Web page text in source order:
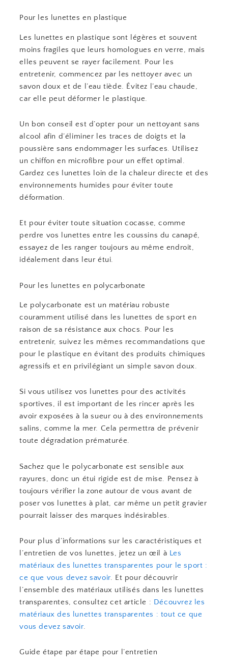
Pour les lunettes en plastique
Les lunettes en plastique sont légères et souvent
moins fragiles que leurs homologues en verre, mais
elles peuvent se rayer facilement. Pour les
entretenir, commencez par les nettoyer avec un
savon doux et de l’eau tiède. Évitez l’eau chaude,
car elle peut déformer le plastique.
Un bon conseil est d’opter pour un nettoyant sans
alcool afin d’éliminer les traces de doigts et la
poussière sans endommager les surfaces. Utilisez
un chiffon en microfibre pour un effet optimal.
Gardez ces lunettes loin de la chaleur directe et des
environnements humides pour éviter toute
déformation.
Et pour éviter toute situation cocasse, comme
perdre vos lunettes entre les coussins du canapé,
essayez de les ranger toujours au même endroit,
idéalement dans leur étui.
Pour les lunettes en polycarbonate
Le polycarbonate est un matériau robuste
couramment utilisé dans les lunettes de sport en
raison de sa résistance aux chocs. Pour les
entretenir, suivez les mêmes recommandations que
pour le plastique en évitant des produits chimiques
agressifs et en privilégiant un simple savon doux.
Si vous utilisez vos lunettes pour des activités
sportives, il est important de les rincer après les
avoir exposées à la sueur ou à des environnements
salins, comme la mer. Cela permettra de prévenir
toute dégradation prématurée.
Sachez que le polycarbonate est sensible aux
rayures, donc un étui rigide est de mise. Pensez à
toujours vérifier la zone autour de vous avant de
poser vos lunettes à plat, car même un petit gravier
pourrait laisser des marques indésirables.
Pour plus d’informations sur les caractéristiques et
l’entretien de vos lunettes, jetez un œil à Les
matériaux des lunettes transparentes pour le sport :
ce que vous devez savoir. Et pour découvrir
l’ensemble des matériaux utilisés dans les lunettes
transparentes, consultez cet article : Découvrez les
matériaux des lunettes transparentes : tout ce que
vous devez savoir.
Guide étape par étape pour l’entretien